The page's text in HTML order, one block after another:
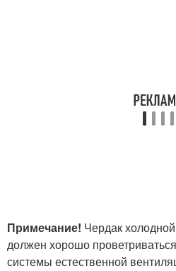
Примечание! Чердак
должен хорошо
системы естественной